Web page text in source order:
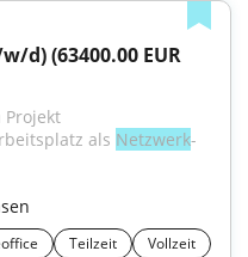
d) (63400.00 EUR
als Netzwerk-
Teilzeit
Vollzeit